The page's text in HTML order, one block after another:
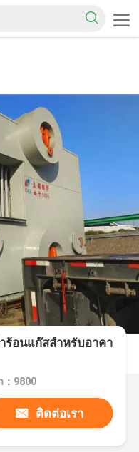
อนแก๊สสําหรับอาคา
：9800
ติดต่อเรา